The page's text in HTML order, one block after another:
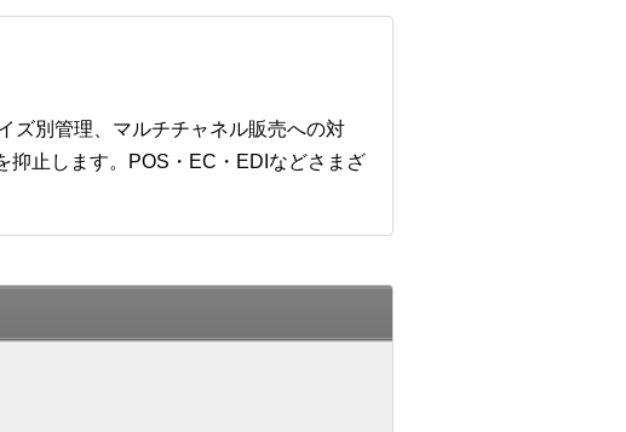
ズ別管理、マルチチャネル販売への対
抑止します。POS・EC・EDIなどさまざ